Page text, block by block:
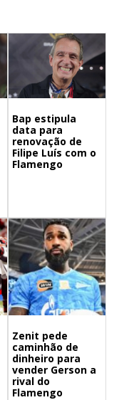
Bap estipula
data para
renovação de
Filipe Luís com o
Flamengo
Zenit pede
caminhão de
dinheiro para
vender Gerson a
rival do
Flamengo